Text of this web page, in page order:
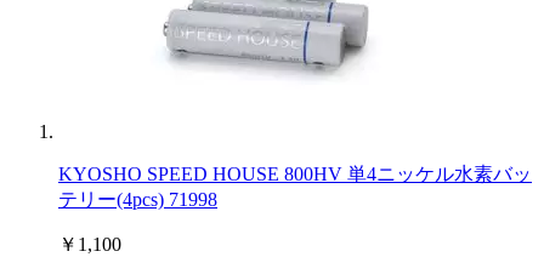
KYOSHO SPEED HOUSE 800HV 単4ニッケル水素バッ
テリー(4pcs) 71998
￥1,100